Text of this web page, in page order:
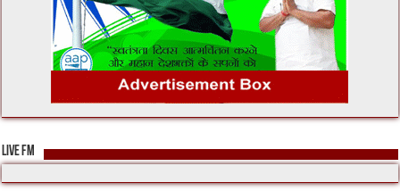
LIVE FM